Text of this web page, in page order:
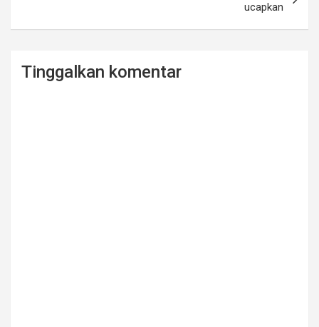
ucapkan
Tinggalkan komentar